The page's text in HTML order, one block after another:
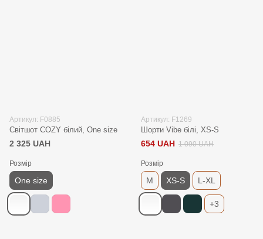
Артикул: F0885
Світшот COZY білий, One size
2 325 UAH
Розмір
One size
Артикул: F1269
Шорти Vibe білі, XS-S
654 UAH 1 090 UAH
Розмір
M XS-S L-XL
+3